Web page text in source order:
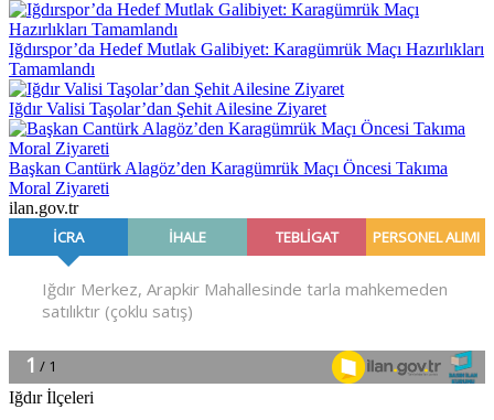
Iğdırspor’da Hedef Mutlak Galibiyet: Karagümrük Maçı Hazırlıkları
Tamamlandı
Iğdır Valisi Taşolar’dan Şehit Ailesine Ziyaret
Başkan Cantürk Alagöz’den Karagümrük Maçı Öncesi Takıma
Moral Ziyareti
ilan.gov.tr
Iğdır İlçeleri